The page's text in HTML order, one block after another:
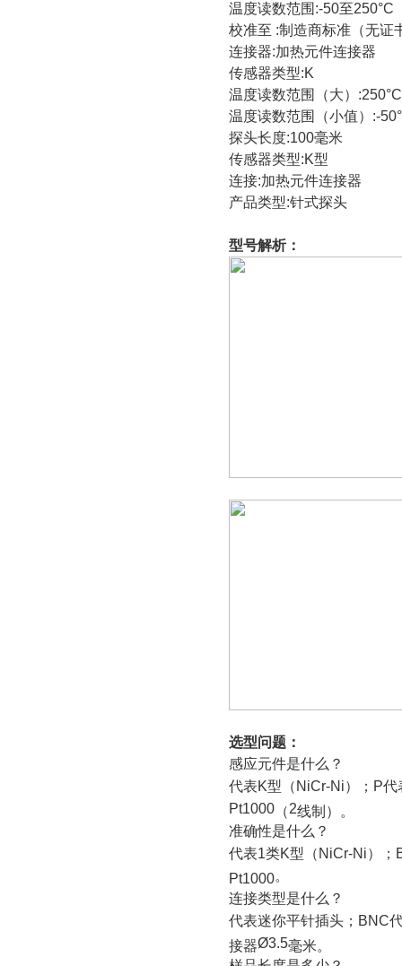
温度读数范围 :-50至250°C
校准至 :制造商标准（无证
连接器:加热元件连接器
传感器类型:K
温度读数范围（大） :250°C
温度读数范围（小值） :-
探头长度:100毫米
传感器类型:K型
连接:加热元件连接器
产品类型:针式探头
型号解析：
选型问题：
感应元件是什么？
代表K型（ NiCr-Ni）； P代
Pt1000 （ 2线制）。
准确性是什么？
代表1类K型（ NiCr-Ni）；
Pt1000。
连接类型是什么？
代表迷你平针插头； BNC
接器Ø3.5毫米。